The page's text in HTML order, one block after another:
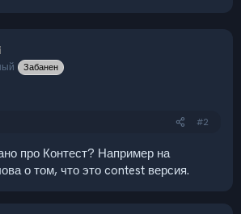
Забанен
#2
про Контест? Например на
о том, что это contest версия.